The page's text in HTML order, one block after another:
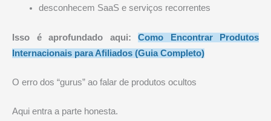
desconhecem SaaS e serviços recorrentes
Isso é aprofundado aqui: Como Encontrar Produtos
Internacionais para Afiliados (Guia Completo)
O erro dos “gurus” ao falar de produtos ocultos
Aqui entra a parte honesta.